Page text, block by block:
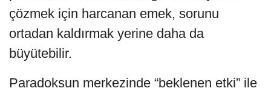
çözmek için harcanan emek, sorunu
ortadan kaldırmak yerine daha da
büyütebilir.
Paradoksun merkezinde “beklenen etki” ile